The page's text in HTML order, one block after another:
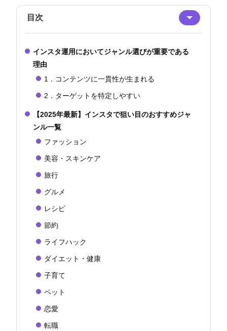
目次
インスタ運用においてジャンル選びが重要である
理由
1．コンテンツに一貫性が生まれる
2．ターゲットを特定しやすい
【2025年最新】インスタで狙い目のおすすめジャ
ンル一覧
ファッション
美容・スキンケア
旅行
グルメ
レシピ
節約
ライフハック
ダイエット・健康
子育て
ペット
恋愛
転職